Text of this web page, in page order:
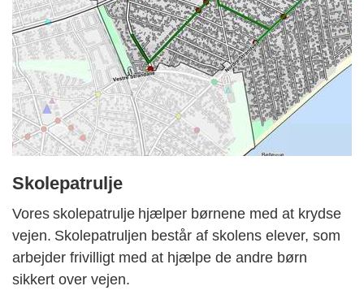
Skolepatrulje
Vores skolepatrulje hjælper børnene med at krydse
vejen. Skolepatruljen består af skolens elever, som
arbejder frivilligt med at hjælpe de andre børn
sikkert over vejen.